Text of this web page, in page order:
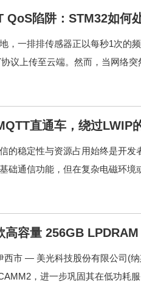
QoS陷阱：STM32如何
，一排排传感器正以每秒1次的
议上传至云端。然而，当网络
直通车，绕过LWIP
的稳定性与资源占用始终是开
础通信功能，但在复杂电磁环
高容量 256GB
西市 — 美光科技股份有限公司(
，进一步巩固其在低功耗